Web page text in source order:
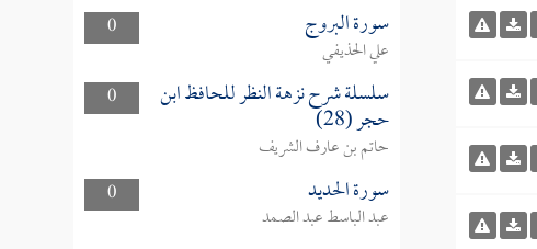
0
سورة البروج
علي الحذيفي
0
سلسلة شرح نزهة النظر للحافظ ابن
حجر (28)
حاتم بن عارف الشريف
0
سورة الحديد
عبد الباسط عبد الصمد